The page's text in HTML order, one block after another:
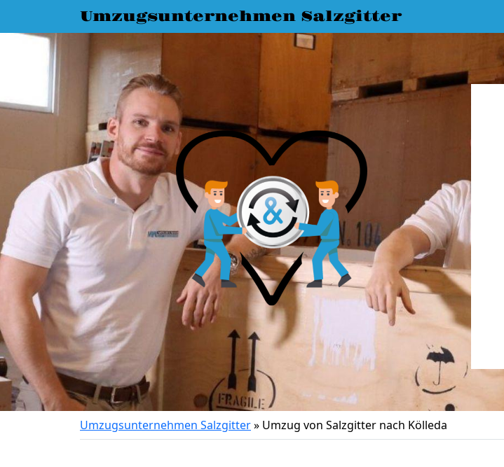
Umzugsunternehmen Salzgitter
Umzugsunternehmen Salzgitter» Umzug von Salzgitter nach Kölleda